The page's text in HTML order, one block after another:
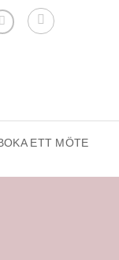
ETT MÖTE